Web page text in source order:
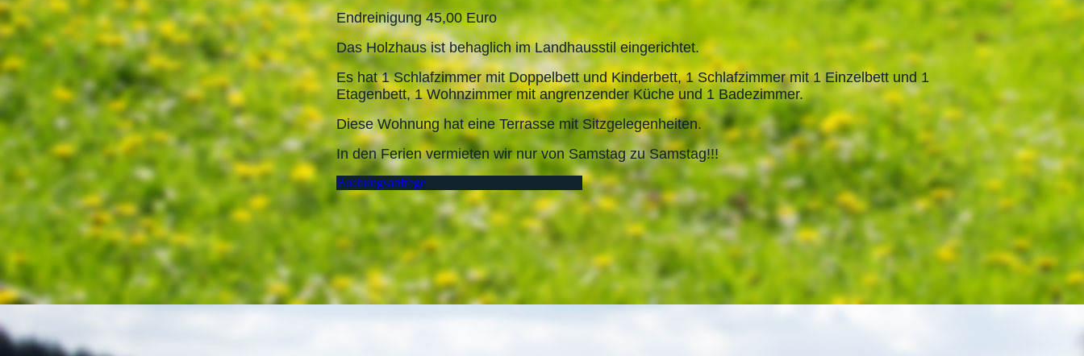
Endreinigung 45,00 Euro
Das Holzhaus ist behaglich im Landhausstil eingerichtet.
Es hat 1 Schlafzimmer mit Doppelbett und Kinderbett, 1 Schlafzimmer mit 1 Einzelbett und 1
Etagenbett, 1 Wohnzimmer mit angrenzender Küche und 1 Badezimmer.
Diese Wohnung hat eine Terrasse mit Sitzgelegenheiten.
In den Ferien vermieten wir nur von Samstag zu Samstag!!!
Buchungsanfrage